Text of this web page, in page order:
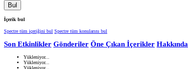
Bul
İçerik bul
Spectre tüm içeriğini bul Spectre tüm konularını bul
Son Etkinlikler Gönderiler Öne Çıkan İçerikler Hakkında
Yükleniyor...
Yükleniyor...
Yükleniyor...